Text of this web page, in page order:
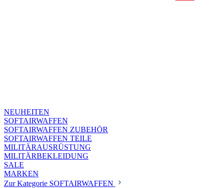
NEUHEITEN
SOFTAIRWAFFEN
SOFTAIRWAFFEN ZUBEHÖR
SOFTAIRWAFFEN TEILE
MILITÄRAUSRÜSTUNG
MILITÄRBEKLEIDUNG
SALE
MARKEN
Zur Kategorie SOFTAIRWAFFEN